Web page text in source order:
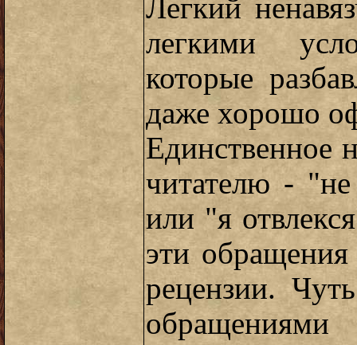
Легкий
легкими
которые
даже хорошо
Единственное
читателю -
или "я
эти
рецензии.